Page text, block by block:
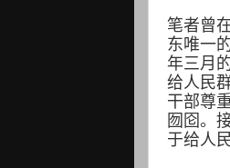
笔者曾
东唯一
年三月
给人民
干部尊
囫囵。
于给人